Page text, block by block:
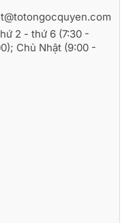
2 - thứ 6 (7:30 -
Chủ Nhật (9:00 -